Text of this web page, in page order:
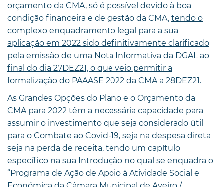
orçamento da CMA, só é possível devido à boa
condição financeira e de gestão da CMA, tendo o
complexo enquadramento legal para a sua
aplicação em 2022 sido definitivamente clarificado
pela emissão de uma Nota Informativa da DGAL ao
final do dia 27DEZ21, o que veio permitir a
formalização do PAAASE 2022 da CMA a 28DEZ21.
As Grandes Opções do Plano e o Orçamento da
CMA para 2022 têm a necessária capacidade para
assumir o investimento que seja considerado útil
para o Combate ao Covid-19, seja na despesa direta
seja na perda de receita, tendo um capítulo
específico na sua Introdução no qual se enquadra o
“Programa de Ação de Apoio à Atividade Social e
Económica da Câmara Municipal de Aveiro /